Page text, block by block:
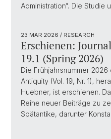
Administration“. Die Studie
23 MAR 2026 / RESEARCH
Erschienen:
19.1 (Spring 2026)
Die Frühjahrsnummer
Antiquity (Vol. 19, Nr. 1),
Huebner, ist erschienen.
Reihe neuer Beiträge zu
Spätantike, darunter